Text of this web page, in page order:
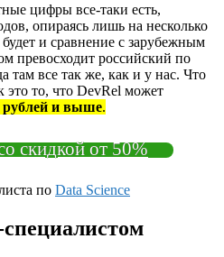
цифры все-таки есть,
опираясь лишь на несколько
и сравнение с зарубежным
превосходит российский по
там все так же, как и у нас. Что
это то, что DevRel может
рублей и выше.
скидкой от 50%
по Data Science